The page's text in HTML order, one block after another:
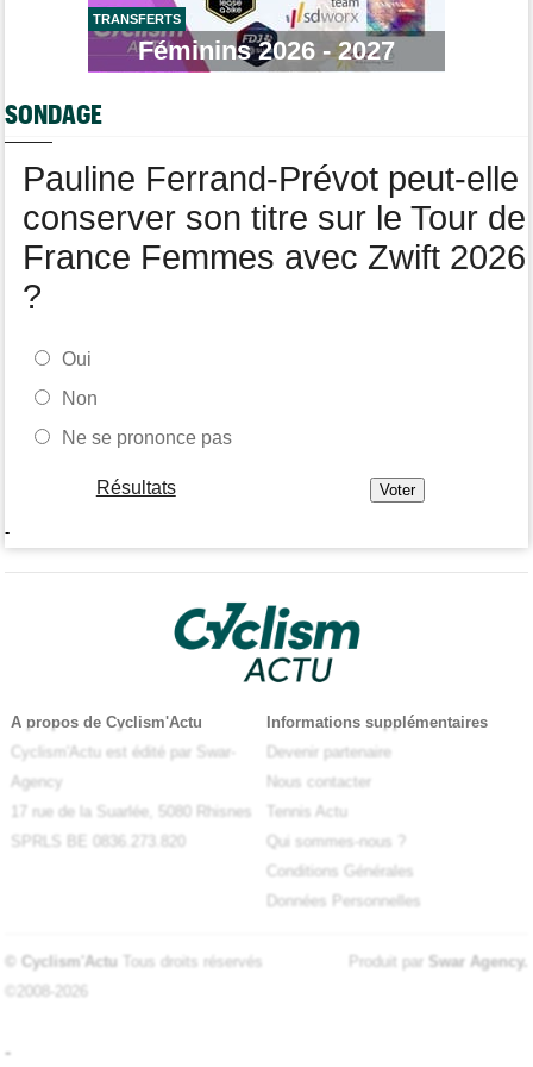
Pauline Ferrand-Prévot quitte le Tour par la petite porte
Tour de France Femmes
Lorena Wiebes : "La 8e étape ? Nous l'avons ciblé..."
Tour de France Femmes
TRANSFERTS
Féminins 2026 - 2027
SONDAGE
Pauline Ferrand-Prévot peut-elle
conserver son titre sur le Tour de
France Femmes avec Zwift 2026
?
Oui
Non
Ne se prononce pas
Résultats
-
A propos de Cyclism'Actu
Cyclism'Actu est édité par Swar-
Agency
17 rue de la Suarlée, 5080 Rhisnes
SPRLS BE 0836.273.820
Informations supplémentaires
Devenir partenaire
Nous contacter
Tennis Actu
Qui sommes-nous ?
Conditions Générales
Données Personnelles
© Cyclism'Actu Tous droits réservés
©2008-2026
Produit par Swar Agency.
-